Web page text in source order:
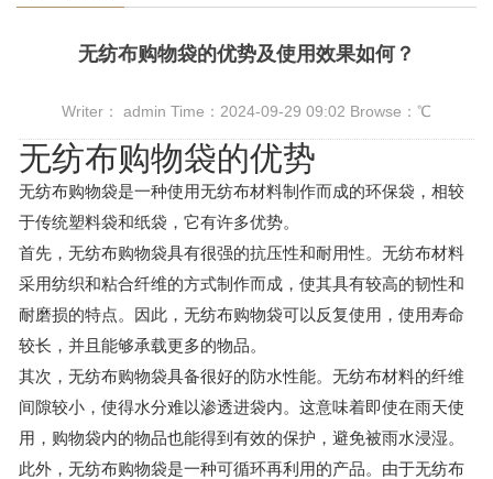
无纺布购物袋的优势及使用效果如何？
Writer： admin Time：2024-09-29 09:02 Browse： ℃
无纺布购物袋的优势
无纺布购物袋是一种使用无纺布材料制作而成的环保袋，相较
于传统塑料袋和纸袋，它有许多优势。
首先，无纺布购物袋具有很强的抗压性和耐用性。无纺布材料
采用纺织和粘合纤维的方式制作而成，使其具有较高的韧性和
耐磨损的特点。因此，无纺布购物袋可以反复使用，使用寿命
较长，并且能够承载更多的物品。
其次，无纺布购物袋具备很好的防水性能。无纺布材料的纤维
间隙较小，使得水分难以渗透进袋内。这意味着即使在雨天使
用，购物袋内的物品也能得到有效的保护，避免被雨水浸湿。
此外，无纺布购物袋是一种可循环再利用的产品。由于无纺布